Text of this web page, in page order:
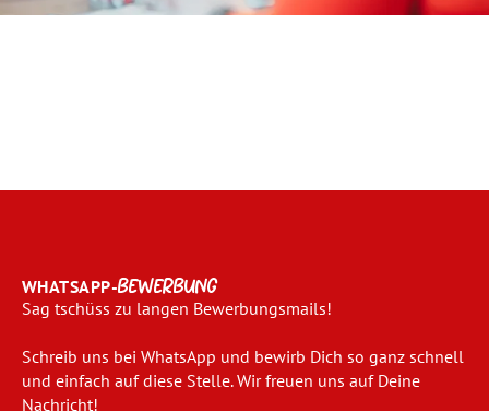
WHATSAPP-BEWERBUNG
Sag tschüss zu langen Bewerbungsmails!
Schreib uns bei WhatsApp und bewirb Dich so ganz schnell
und einfach auf diese Stelle. Wir freuen uns auf Deine
Nachricht!